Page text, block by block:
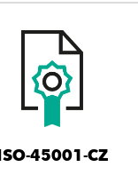
45001-CZ